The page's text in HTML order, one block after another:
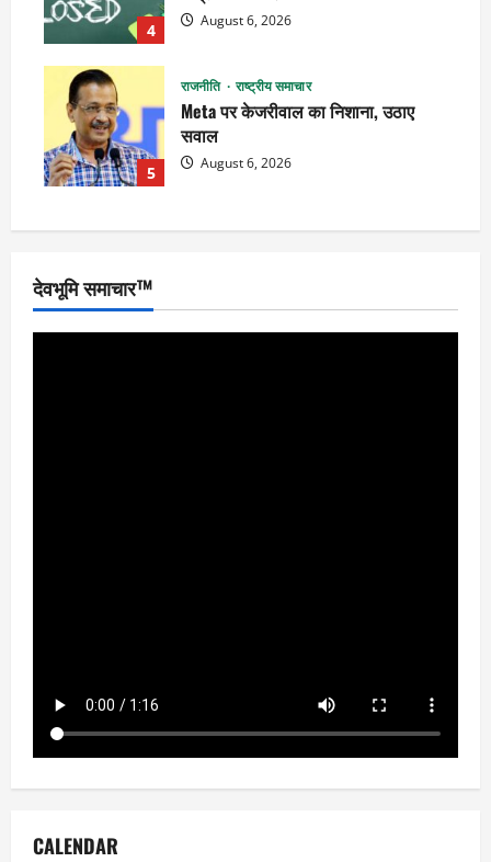
4 August 6, 2026
5
राजनीति राष्ट्रीय समाचार
Meta पर केजरीवाल का निशाना, उठाए
सवाल
August 6, 2026
देवभूमि समाचार™
CALENDAR